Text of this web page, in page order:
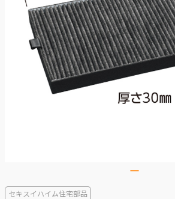
セキスイハイム住宅部品